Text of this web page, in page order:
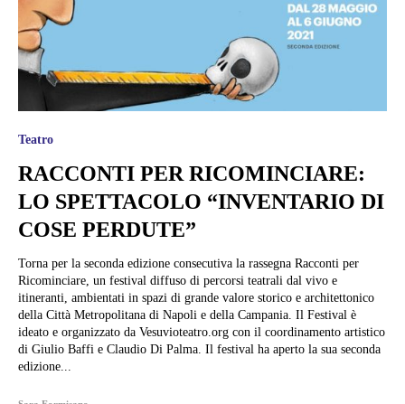
Teatro
RACCONTI PER RICOMINCIARE:
LO SPETTACOLO “INVENTARIO DI
COSE PERDUTE”
Torna per la seconda edizione consecutiva la rassegna Racconti per
Ricominciare, un festival diffuso di percorsi teatrali dal vivo e
itineranti, ambientati in spazi di grande valore storico e architettonico
della Città Metropolitana di Napoli e della Campania. Il Festival è
ideato e organizzato da Vesuvioteatro.org con il coordinamento artistico
di Giulio Baffi e Claudio Di Palma. Il festival ha aperto la sua seconda
edizione...